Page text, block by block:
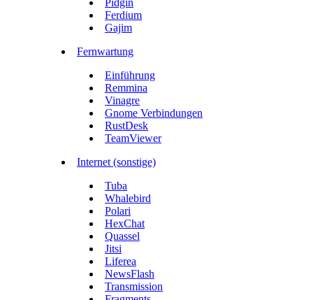
Pidgin
Ferdium
Gajim
Fernwartung
Einführung
Remmina
Vinagre
Gnome Verbindungen
RustDesk
TeamViewer
Internet (sonstige)
Tuba
Whalebird
Polari
HexChat
Quassel
Jitsi
Liferea
NewsFlash
Transmission